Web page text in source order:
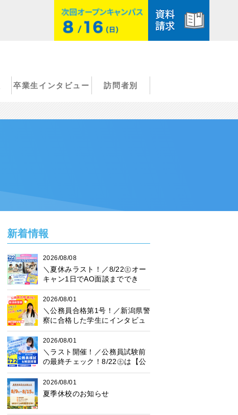
卒業生インタビュー 訪問者別
新着情報
2026/08/08
＼夏休みラスト！／8/22㊏オー
キャン1日でAO面談まででき
る！
2026/08/01
＼公務員合格第1号！／新潟県警
察に合格した学生にインタビュ
ー！
2026/08/01
＼ラスト開催！／公務員試験前
の最終チェック！8/22㊏は【公
務員模試】に参加しよう♪
2026/08/01
夏季休校のお知らせ